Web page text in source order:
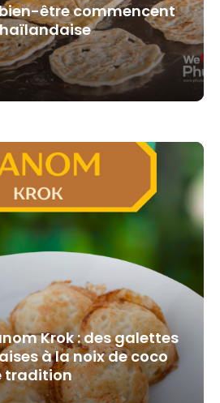
être commencent
Krok : des galettes
à la noix de coco
tradition